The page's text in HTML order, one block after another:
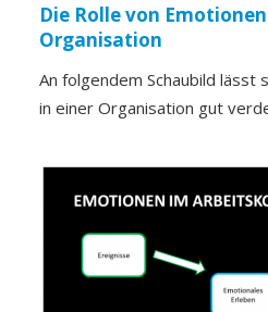
Die Rolle von
Organisation
An folgendem Schaubild lässt
in einer Organisation gut